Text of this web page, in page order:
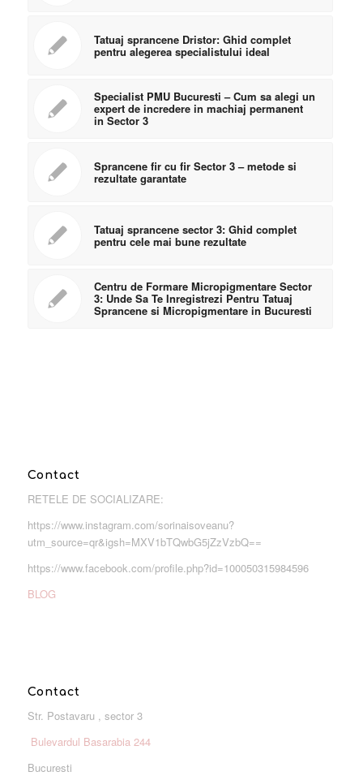
Tatuaj sprancene Dristor: Ghid complet
pentru alegerea specialistului ideal
Specialist PMU Bucuresti – Cum sa alegi un
expert de incredere in machiaj permanent
in Sector 3
Sprancene fir cu fir Sector 3 – metode si
rezultate garantate
Tatuaj sprancene sector 3: Ghid complet
pentru cele mai bune rezultate
Centru de Formare Micropigmentare Sector
3: Unde Sa Te Inregistrezi Pentru Tatuaj
Sprancene si Micropigmentare in Bucuresti
Contact
RETELE DE SOCIALIZARE:
https://www.instagram.com/sorinaisoveanu?
utm_source=qr&igsh=MXV1bTQwbG5jZzVzbQ==
https://www.facebook.com/profile.php?id=100050315984596
BLOG
Contact
Str. Postavaru , sector 3
Bulevardul Basarabia 244
Bucuresti